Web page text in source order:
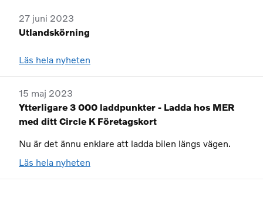
27 juni 2023
Utlandskörning
Läs hela nyheten
15 maj 2023
Ytterligare 3 000 laddpunkter - Ladda hos MER
med ditt Circle K Företagskort
Nu är det ännu enklare att ladda bilen längs vägen.
Läs hela nyheten